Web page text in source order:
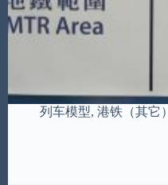
列车模型, 港铁（其它）